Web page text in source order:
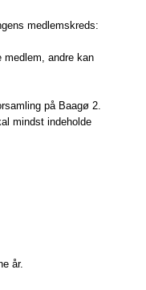
medlemskreds:
andre kan
på Baagø 2.
mindst indeholde
år.